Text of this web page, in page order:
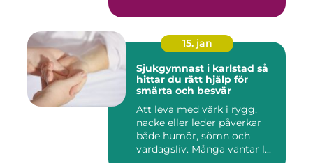
15. jan
Sjukgymnast i karlstad så
hittar du rätt hjälp för
smärta och besvär
Att leva med värk i rygg,
nacke eller leder påverkar
både humör, sömn och
vardagsliv. Många väntar l...